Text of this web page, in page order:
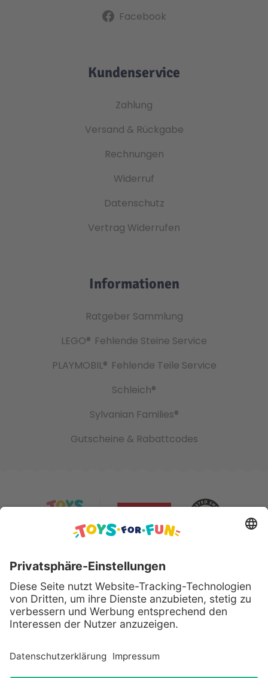
Facebook
Kundenservice
Zahlung
Versand & Rückgabe
Rechnungen
Widerruf
Datenschutz
Vertrag Widerrufen
Informationen
Ratgeber Sammlung
LEGO® Fehlende Steine Service
PLAYMOBIL® Fehlende Teile Service
Schleich®
Sylvanian Families®
Gutscheine & Rabattcodes
Sicher bezahlen mit:
Alle genannten Produkte und Logos sind eingetragene